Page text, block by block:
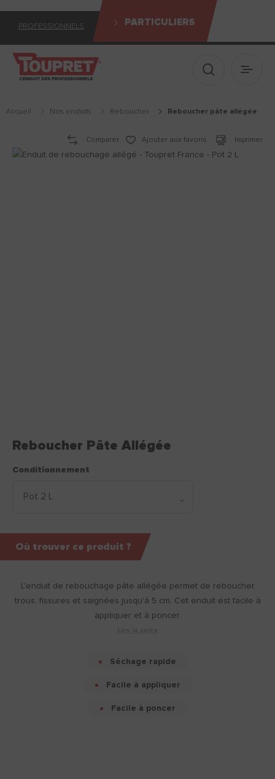
PROFESSIONNELS PARTICULIERS
Afficher le
Accueil Nos enduits reboucher reboucher pâte allégée
Comparer Ajouter aux favoris Imprimer
Reboucher Pâte Allégée
L'enduit de rebouchage pâte allégée permet de reboucher
trous, fissures et saignées jusqu'à 5 cm. Cet enduit est facile à
appliquer et à poncer.
Conditionnement
Séchage rapide
Facile à appliquer
Facile à poncer
Où trouver ce produit ?